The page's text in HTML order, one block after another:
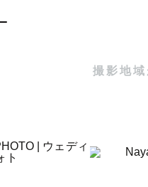
ました！お子様の撮
撮影地域